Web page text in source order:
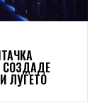
СОЗДАДЕ
ЛУЃЕТО